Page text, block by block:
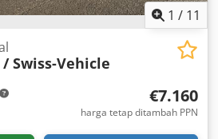
1 / 11
Swiss-Vehicle
€7.160
harga tetap ditambah PPN